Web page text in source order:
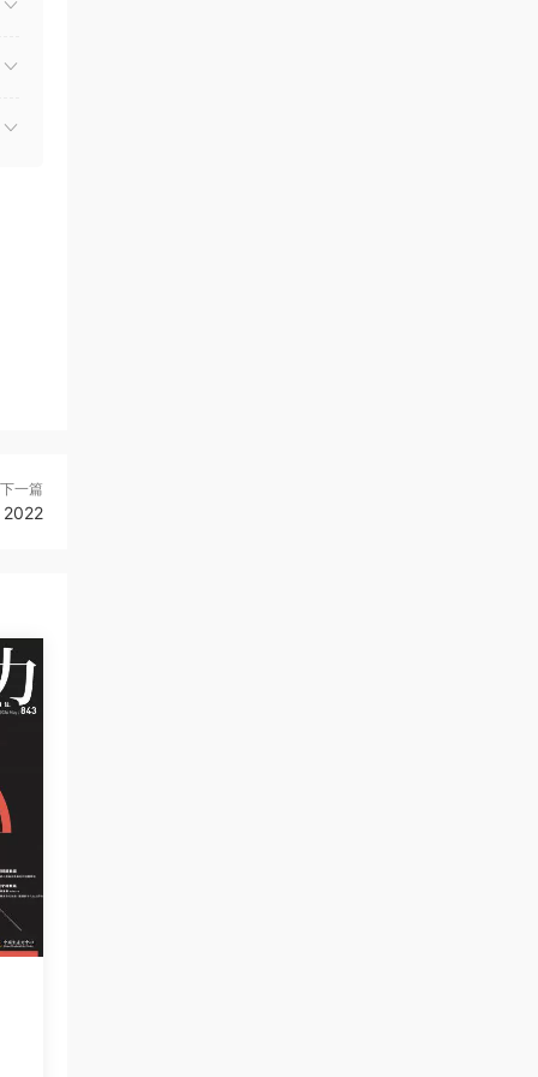
下一篇
2022